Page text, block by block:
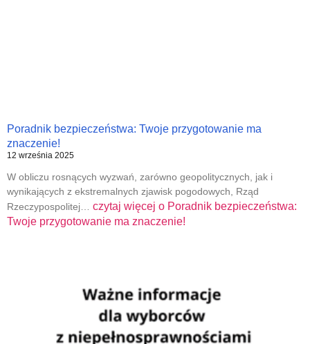
Poradnik bezpieczeństwa: Twoje przygotowanie ma
znaczenie!
12 września 2025
W obliczu rosnących wyzwań, zarówno geopolitycznych, jak i
wynikających z ekstremalnych zjawisk pogodowych, Rząd
Rzeczypospolitej… czytaj więcej o Poradnik bezpieczeństwa:
Twoje przygotowanie ma znaczenie!